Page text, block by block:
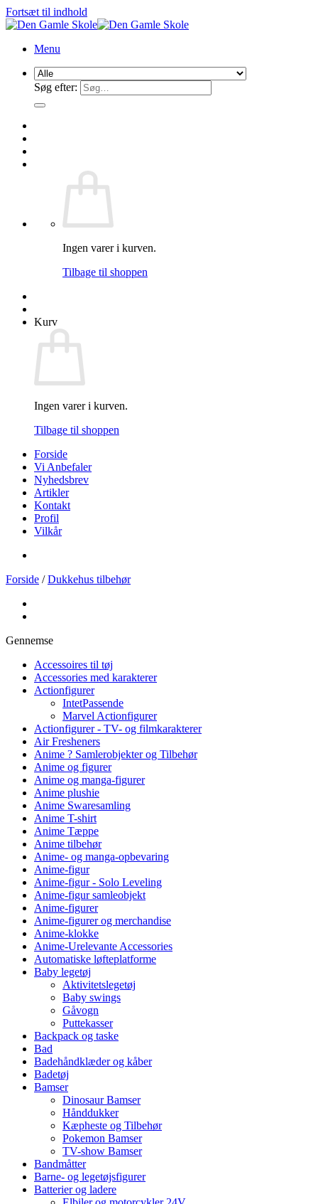
Fortsæt til indhold
Menu
Søg efter:
Ingen varer i kurven.
Tilbage til shoppen
Kurv
Ingen varer i kurven.
Tilbage til shoppen
Forside
Vi Anbefaler
Nyhedsbrev
Artikler
Kontakt
Profil
Vilkår
Forside / Dukkehus tilbehør
Gennemse
Accessoires til tøj
Accessories med karakterer
Actionfigurer
IntetPassende
Marvel Actionfigurer
Actionfigurer - TV- og filmkarakterer
Air Fresheners
Anime ? Samlerobjekter og Tilbehør
Anime og figurer
Anime og manga-figurer
Anime plushie
Anime Swaresamling
Anime T-shirt
Anime Tæppe
Anime tilbehør
Anime- og manga-opbevaring
Anime-figur
Anime-figur - Solo Leveling
Anime-figur samleobjekt
Anime-figurer
Anime-figurer og merchandise
Anime-klokke
Anime-Urelevante Accessories
Automatiske løfteplatforme
Baby legetøj
Aktivitetslegetøj
Baby swings
Gåvogn
Puttekasser
Backpack og taske
Bad
Badehåndklæder og kåber
Badetøj
Bamser
Dinosaur Bamser
Hånddukker
Kæpheste og Tilbehør
Pokemon Bamser
TV-show Bamser
Bandmåtter
Barne- og legetøjsfigurer
Batterier og ladere